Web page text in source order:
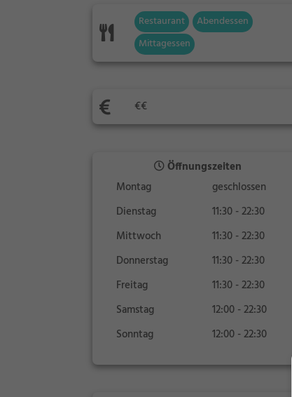
Restaurant
Abendessen
Mittagessen
€€
Öffnungszeiten
Montag
geschlossen
Dienstag
11:30 - 22:30
Mittwoch
11:30 - 22:30
Donnerstag
11:30 - 22:30
Freitag
11:30 - 22:30
Samstag
12:00 - 22:30
Sonntag
12:00 - 22:30